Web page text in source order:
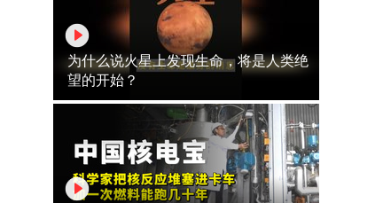
为什么说火星上发现生命，将是人类绝
望的开始？